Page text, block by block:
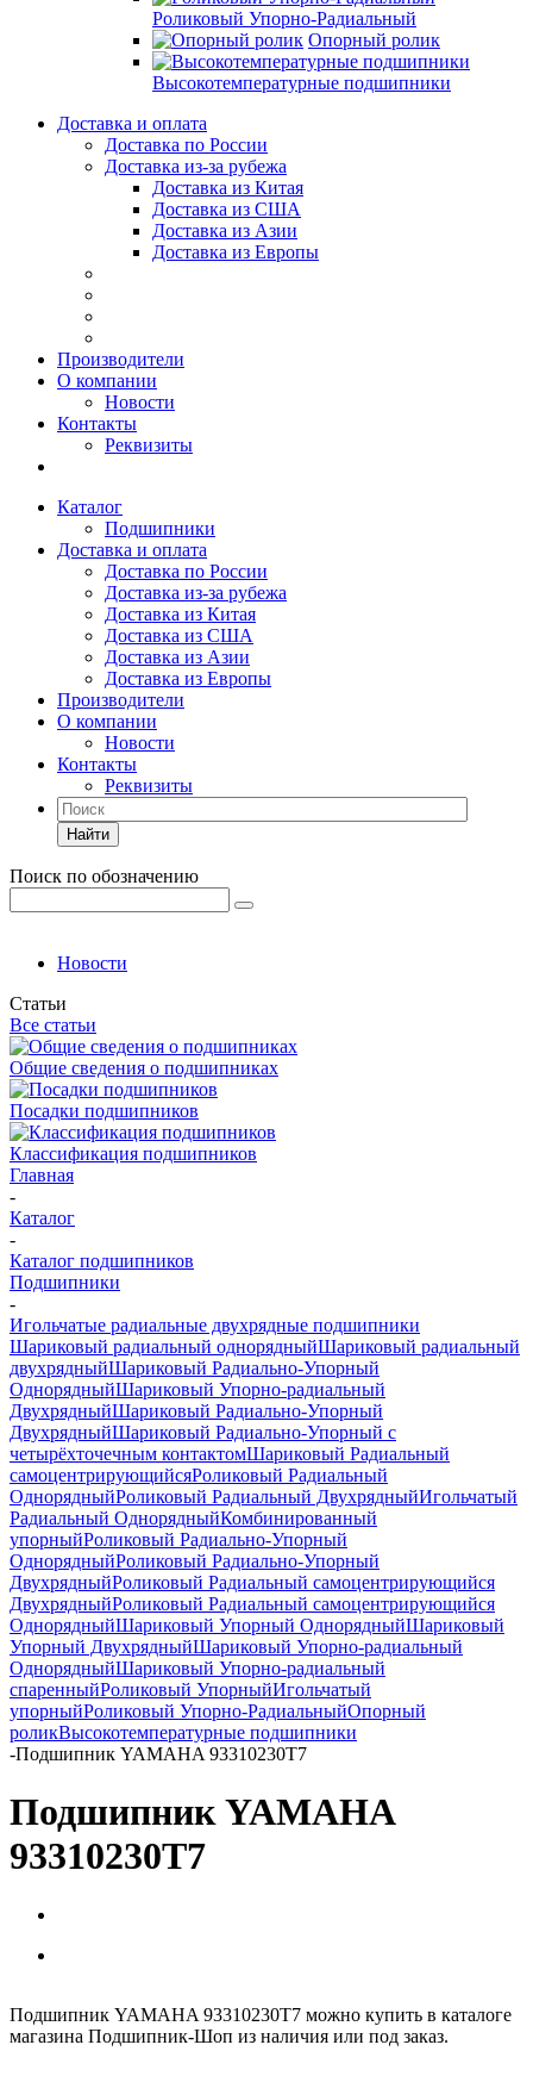
Роликовый Упорно-Радиальный
Опорный ролик
Высокотемпературные подшипники
Доставка и оплата
Доставка по России
Доставка из-за рубежа
Доставка из Китая
Доставка из США
Доставка из Азии
Доставка из Европы
Производители
О компании
Новости
Контакты
Реквизиты
Каталог
Подшипники
Доставка и оплата
Доставка по России
Доставка из-за рубежа
Доставка из Китая
Доставка из США
Доставка из Азии
Доставка из Европы
Производители
О компании
Новости
Контакты
Реквизиты
Найти
Поиск по обозначению
Новости
Статьи
Все статьи
Общие сведения о подшипниках
Посадки подшипников
Классификация подшипников
Главная
-
Каталог
-
Каталог подшипников
Подшипники
-
Игольчатые радиальные двухрядные подшипники
Шариковый радиальный однорядныйШариковый радиальный
двухрядныйШариковый Радиально-Упорный
ОднорядныйШариковый Упорно-радиальный
ДвухрядныйШариковый Радиально-Упорный
ДвухрядныйШариковый Радиально-Упорный с
четырёхточечным контактомШариковый Радиальный
самоцентрирующийсяРоликовый Радиальный
ОднорядныйРоликовый Радиальный ДвухрядныйИгольчатый
Радиальный ОднорядныйКомбинированный
упорныйРоликовый Радиально-Упорный
ОднорядныйРоликовый Радиально-Упорный
ДвухрядныйРоликовый Радиальный самоцентрирующийся
ДвухрядныйРоликовый Радиальный самоцентрирующийся
ОднорядныйШариковый Упорный ОднорядныйШариковый
Упорный ДвухрядныйШариковый Упорно-радиальный
ОднорядныйШариковый Упорно-радиальный
спаренныйРоликовый УпорныйИгольчатый
упорныйРоликовый Упорно-РадиальныйОпорный
роликВысокотемпературные подшипники
-Подшипник YAMAHA 93310230T7
Подшипник YAMAHA
93310230T7
Подшипник YAMAHA 93310230T7 можно купить в каталоге
магазина Подшипник-Шоп из наличия или под заказ.